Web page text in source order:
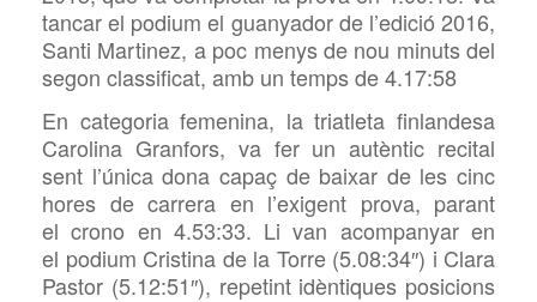
tancar el podium el guanyador de l’edició 2016,
Santi Martinez, a poc menys de nou minuts del
segon classificat, amb un temps de 4.17:58
En categoria femenina, la triatleta finlandesa
Carolina Granfors, va fer un autèntic recital
sent l’única dona capaç de baixar de les cinc
hores de carrera en l’exigent prova, parant
el crono en 4.53:33. Li van acompanyar en
el podium Cristina de la Torre (5.08:34″) i Clara
Pastor (5.12:51″), repetint idèntiques posicions